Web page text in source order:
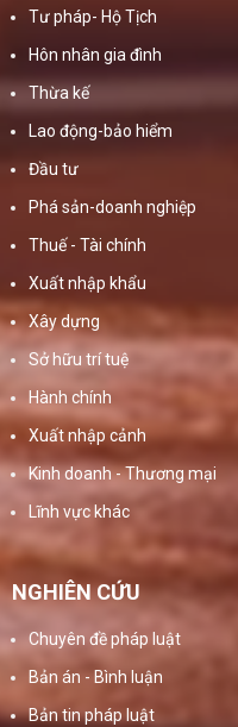
Tư pháp- Hộ Tịch
Hôn nhân gia đình
Thừa kế
Lao động-bảo hiểm
Đầu tư
Phá sản-doanh nghiệp
Thuế - Tài chính
Xuất nhập khẩu
Xây dựng
Sở hữu trí tuệ
Hành chính
Xuất nhập cảnh
Kinh doanh - Thương mại
Lĩnh vực khác
NGHIÊN CỨU
Chuyên đề pháp luật
Bản án - Bình luận
Bản tin pháp luật